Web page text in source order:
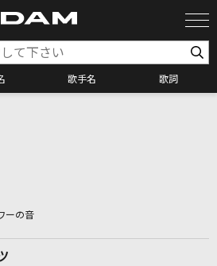
歌手名 歌詞
ーの音